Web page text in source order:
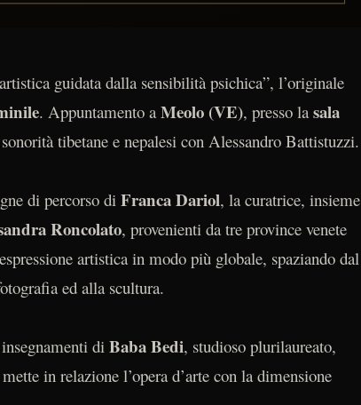
guidata dalla sensibilità psichica”, l’originale
. Appuntamento a Meolo (VE), presso la sala
tibetane e nepalesi con Alessandro Battistuzzi.
di percorso di Franca Dariol, la curatrice, insieme
Roncolato, provenienti da tre province venete
artistica in modo più globale, spaziando dal
ed alla scultura.
di Baba Bedi, studioso plurilaureato,
in relazione l’opera d’arte con la dimensione